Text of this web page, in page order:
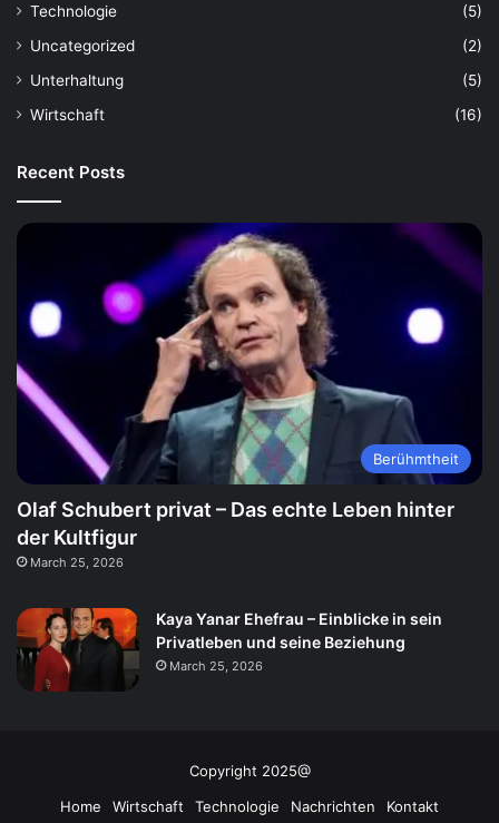
Technologie
(5)
Uncategorized
(2)
Unterhaltung
(5)
Wirtschaft
(16)
Recent Posts
Berühmtheit
Olaf Schubert privat – Das echte Leben hinter
der Kultfigur
March 25, 2026
Kaya Yanar Ehefrau – Einblicke in sein
Privatleben und seine Beziehung
March 25, 2026
Copyright 2025@
Home
Wirtschaft Technologie Nachrichten Kontakt